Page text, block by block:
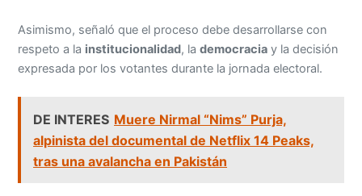
Asimismo, señaló que el proceso debe desarrollarse con
respeto a la institucionalidad, lademocracia y la decisión
expresada por los votantes durante la jornada electoral.
DE INTERES Muere Nirmal “Nims” Purja,
alpinista del documental de Netflix 14 Peaks,
tras una avalancha en Pakistán